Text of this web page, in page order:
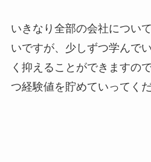
いきなり全部の会社につい
いですが、少しずつ学んで
く抑えることができますの
つ経験値を貯めていってくだ